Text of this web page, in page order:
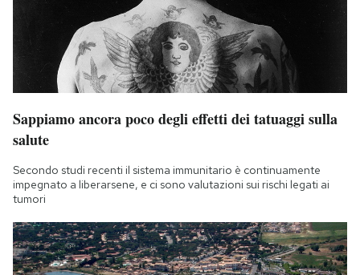
Sappiamo ancora poco degli effetti dei tatuaggi sulla
salute
Secondo studi recenti il sistema immunitario è continuamente
impegnato a liberarsene, e ci sono valutazioni sui rischi legati ai
tumori